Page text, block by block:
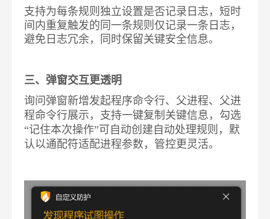
支持为每条规则独立设置是否记录日志，短时
间内重复触发的同一条规则仅记录一条日志，
避免日志冗余，同时保留关键安全信息。
三、弹窗交互更透明
询问弹窗新增发起程序命令行、父进程、父进
程命令行展示，支持一键复制关键信息，勾选
“记住本次操作”可自动创建自动处理规则，默
认以通配符适配进程参数，管控更灵活。